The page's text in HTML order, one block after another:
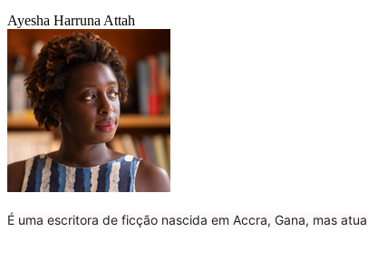
Ayesha Harruna Attah
É uma escritora de ficção nascida em Accra, Gana, mas